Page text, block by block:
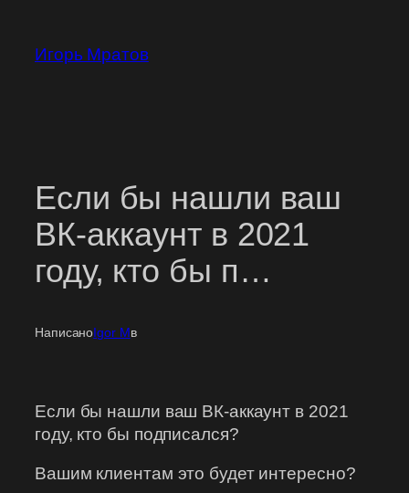
содержимому
Игорь Мратов
Если бы нашли ваш
ВК-аккаунт в 2021
году, кто бы п…
НаписаноIgor Mв
Если бы нашли ваш ВК-аккаунт в 2021
году, кто бы подписался?
Вашим клиентам это будет интересно?